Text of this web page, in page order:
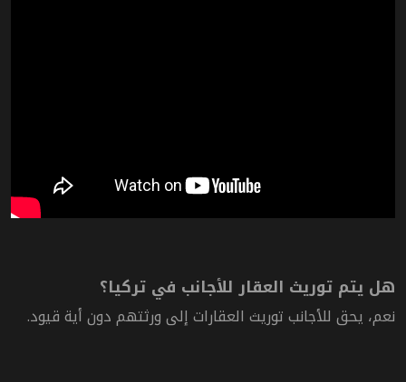
هل يتم توريث العقار للأجانب في تركيا؟
نعم، يحق للأجانب توريث العقارات إلى ورثتهم دون أية قيود.